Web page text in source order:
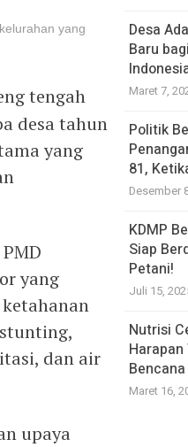
yang
tengah
desa tahun
yang
yang
dan air
upaya
Desa
Baru
Maret 7,
Politik
81,
Desember
KDMP
Siap
Petani!
Juli 15,
Nutrisi
Bencana
Maret 16,